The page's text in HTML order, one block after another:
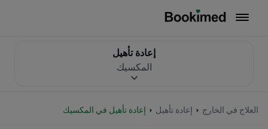
العلاج في الخارج إعادة تأهيل إعادة تأهيل في المكسيك
إعادة تأهيل
المكسيك